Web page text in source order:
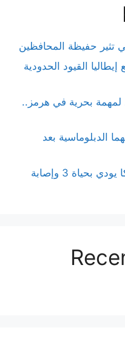
تثير حفيظة المحافظين
إيطاليا القيود الحدودية
لمهمة بحرية في هرمز..
الدبلوماسية بعد
شغب عنيف في سجن بسريلانكا يودي بحياة 3 وإصابة